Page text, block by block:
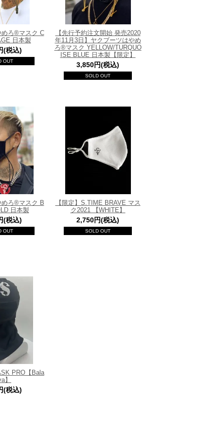
ろ®マスク C
日本製
(税込)
OUT
【先行予約注文開始 発売2020
年11月3日】ヤクブーツはやめ
ろ®マスク YELLOW/TURQUO
ISE BLUE 日本製【限定】
3,850円(税込)
SOLD OUT
ろ®マスク B
日本製
(税込)
OUT
【限定】S.TIME BRAVE マス
ク2021 【WHITE】
2,750円(税込)
SOLD OUT
PRO【Bala
】
(税込)